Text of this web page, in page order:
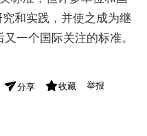
和实践，并使之成为继
又一个国际关注的标准。
分享 收藏 举报